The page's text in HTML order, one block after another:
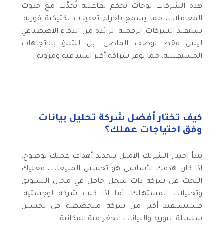
هذه الشركات لوحات تحكم تفاعلية تُحدَّث مع حدوث
المعاملات، مما يسمح بإجراء تعديلات تكتيكية فورية.
تستفيد الشركات الرقمية الرائدة من الذكاء الاصطناعي
ليس فقط لوصف الماضي، بل للتنبؤ بالاتجاهات
المستقبلية، مما يوفر شراكة أكثر استباقية ومرونة.
كيف تختار أفضل شركة تحليل بيانات
وفق احتياجات عملك؟
يبدأ اختيار الشريك الأمثل بتحديد أهداف عملك بوضوح.
إذا كان هدفك الأساسي هو تحسين المبيعات، فعليك
البحث عن شركة ذات سجل حافل في مجال التسويق
وتحليلات المستهلك. أما إذا كنت شركة لوجستية،
فستستفيد أكثر من شركة متخصصة في تحسين
سلسلة التوريد والبيانات الجغرافية المكانية.